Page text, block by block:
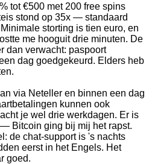
tot €500 met 200 free spins
stond op 35x — standaard
storting is tien euro, en
me hooguit drie minuten. De
dan verwacht: paspoort
dag goedgekeurd. Elders heb
via Neteller en binnen een dag
kunnen ook
je wel drie werkdagen. Er is
Bitcoin ging bij mij het rapst.
de chat-support is 's nachts
eerst in het Engels. Het
goed.